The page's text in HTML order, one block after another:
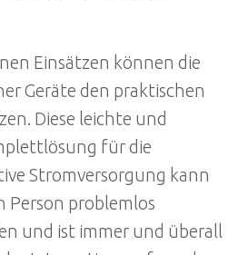
Einsätzen können die
Geräte den praktischen
Diese leichte und
für die
Stromversorgung kann
Person problemlos
und ist immer und überall